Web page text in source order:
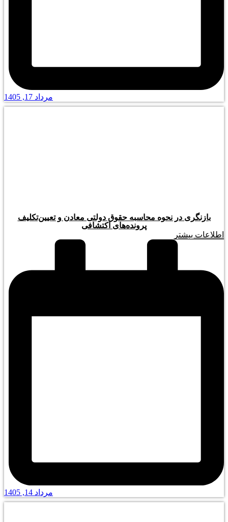
مرداد 17, 1405
بازنگری در نحوه محاسبه حقوق دولتی معادن و تعیین‌تکلیف
پرونده‌های اکتشافی
اطلاعات بیشتر
مرداد 14, 1405